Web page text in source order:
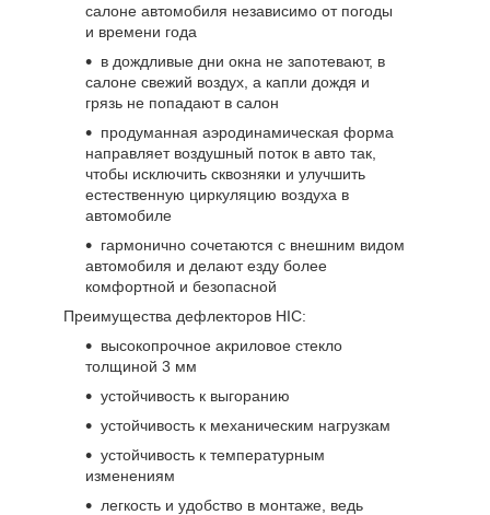
салоне автомобиля независимо от погоды
и времени года
в дождливые дни окна не запотевают, в
салоне свежий воздух, а капли дождя и
грязь не попадают в салон
продуманная аэродинамическая форма
направляет воздушный поток в авто так,
чтобы исключить сквозняки и улучшить
естественную циркуляцию воздуха в
автомобиле
гармонично сочетаются с внешним видом
автомобиля и делают езду более
комфортной и безопасной
Преимущества дефлекторов HIC:
высокопрочное акриловое стекло
толщиной 3 мм
устойчивость к выгоранию
устойчивость к механическим нагрузкам
устойчивость к температурным
изменениям
легкость и удобство в монтаже, ведь